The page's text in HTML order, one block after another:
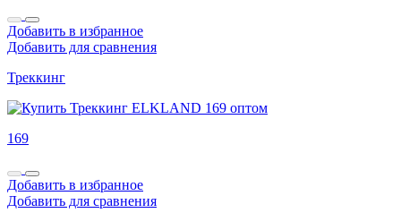
Добавить в избранное
Добавить для сравнения
Треккинг
169
Добавить в избранное
Добавить для сравнения